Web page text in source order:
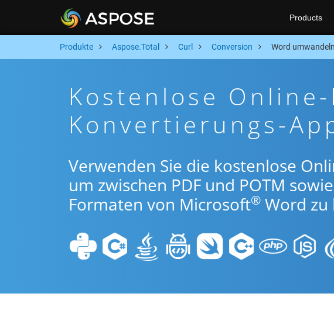
Products
Produkte Aspose.Total Curl Conversion Word
Kostenlose Online-
Konvertierungs-
Verwenden Sie die kostenlose
um zwischen PDF und POTM
Formaten von Microsoft® Word